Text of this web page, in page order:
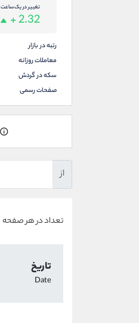
تغییر در یک ساعت
+ 2.32
رتبه در بازار
معاملات روزانه
سکه در گردش
صفحات رسمی
از
تعداد در هر صفحه
تاریخ
Date